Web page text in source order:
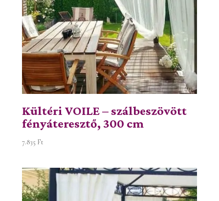
Kültéri VOILE – szálbeszövött
fényáteresztő, 300 cm
7.835 Ft